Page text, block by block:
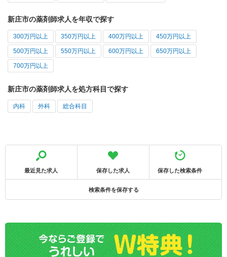
新庄市の薬剤師求人を年収で探す
300万円以上 350万円以上 400万円以上 450万円以上
500万円以上 550万円以上 600万円以上 650万円以上
700万円以上
新庄市の薬剤師求人を処方科目で探す
内科 外科 総合科目
最近見た求人 保存した求人 保存した検索条件
検索条件を保存する